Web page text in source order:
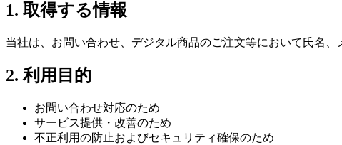
1. 取得する情報
当社は、お問い合わせ、デジタル商品のご注文等において氏名
2. 利用目的
お問い合わせ対応のため
サービス提供・改善のため
不正利用の防止およびセキュリティ確保のため